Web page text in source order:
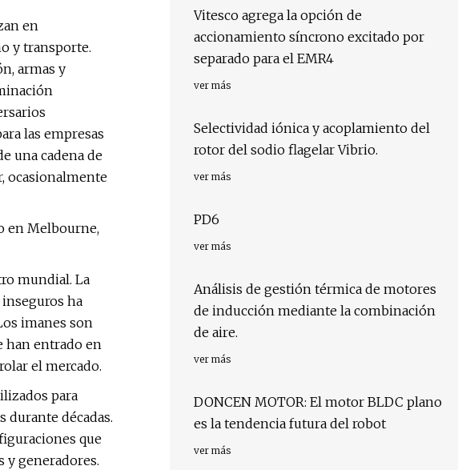
en
y transporte.
armas y
las empresas
una cadena de
ocasionalmente
en Melbourne,
mundial. La
ha
imanes son
han entrado en
el mercado.
para
durante décadas.
que
y generadores.
Vitesco agrega la opción de
accionamiento síncrono excitado por
separado para el EMR4
ver más
Selectividad iónica y acoplamiento del
rotor del sodio flagelar Vibrio.
ver más
PD6
ver más
Análisis de gestión térmica de motores
de inducción mediante la combinación
de aire.
ver más
DONCEN MOTOR: El motor BLDC plano
es la tendencia futura del robot
ver más